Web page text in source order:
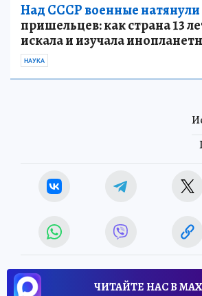
Над СССР военные натянули
пришельцев: как страна 13
искала и изучала
НАУКА
ЧИТАЙТЕ НАС В